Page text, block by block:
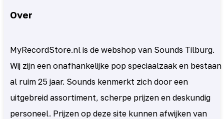
Over
MyRecordStore.nl is de webshop van Sounds Tilburg.
Wij zijn een onafhankelijke pop speciaalzaak en bestaan
al ruim 25 jaar. Sounds kenmerkt zich door een
uitgebreid assortiment, scherpe prijzen en deskundig
personeel. Prijzen op deze site kunnen afwijken van